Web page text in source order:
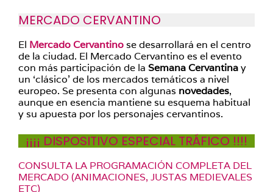
MERCADO CERVANTINO
El Mercado Cervantinose desarrollará en el centro
de la ciudad. El Mercado Cervantino es el evento
con más participación de la Semana Cervantinay
un ‘clásico’ de los mercados temáticos a nivel
europeo. Se presenta con algunas novedades,
aunque en esencia mantiene su esquema habitual
y su apuesta por los personajes cervantinos.
¡¡¡¡ DISPOSITIVO ESPECIAL TRÁFICO !!!!
CONSULTA LA PROGRAMACIÓN COMPLETA DEL
MERCADO (ANIMACIONES, JUSTAS MEDIEVALES
ETC)